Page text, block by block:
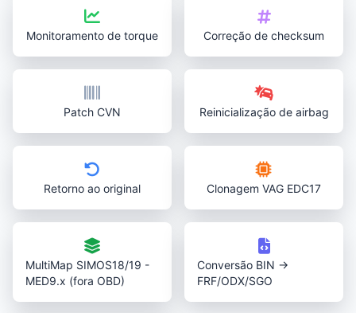
Monitoramento de torque Correção de checksum
Patch CVN Reinicialização de airbag
Retorno ao original Clonagem VAG EDC17
MultiMap SIMOS18/19 -
MED9.x (fora OBD)
Conversão BIN →
FRF/ODX/SGO